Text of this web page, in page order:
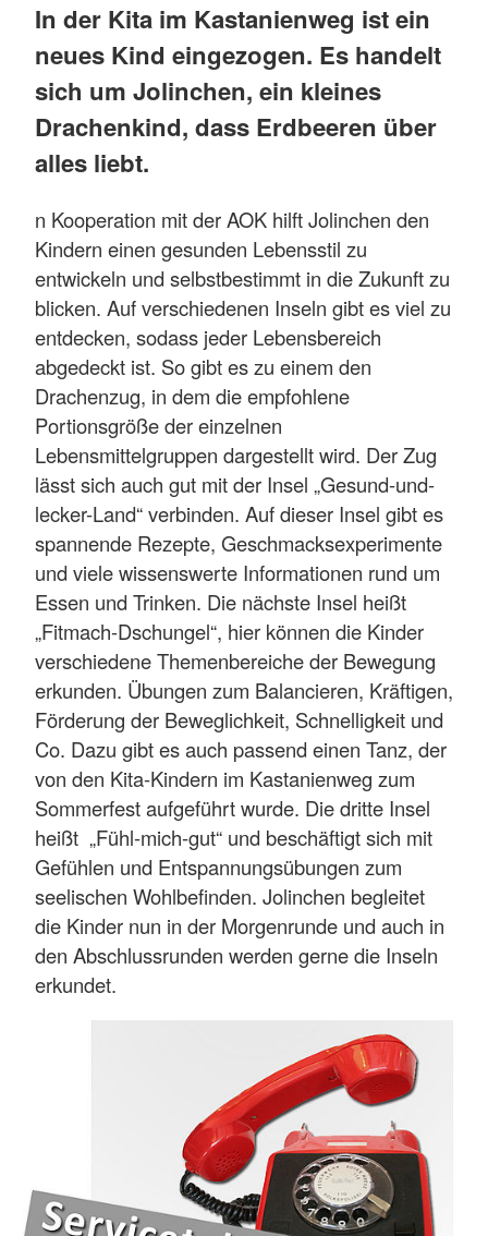
In der Kita im Kastanienweg ist ein
neues Kind eingezogen. Es handelt
sich um Jolinchen, ein kleines
Drachenkind, dass Erdbeeren über
alles liebt.
n Kooperation mit der AOK hilft Jolinchen den
Kindern einen gesunden Lebensstil zu
entwickeln und selbstbestimmt in die Zukunft zu
blicken. Auf verschiedenen Inseln gibt es viel zu
entdecken, sodass jeder Lebensbereich
abgedeckt ist. So gibt es zu einem den
Drachenzug, in dem die empfohlene
Portionsgröße der einzelnen
Lebensmittelgruppen dargestellt wird. Der Zug
lässt sich auch gut mit der Insel „Gesund-und-
lecker-Land“ verbinden. Auf dieser Insel gibt es
spannende Rezepte, Geschmacksexperimente
und viele wissenswerte Informationen rund um
Essen und Trinken. Die nächste Insel heißt
„Fitmach-Dschungel“, hier können die Kinder
verschiedene Themenbereiche der Bewegung
erkunden. Übungen zum Balancieren, Kräftigen,
Förderung der Beweglichkeit, Schnelligkeit und
Co. Dazu gibt es auch passend einen Tanz, der
von den Kita-Kindern im Kastanienweg zum
Sommerfest aufgeführt wurde. Die dritte Insel
heißt „Fühl-mich-gut“ und beschäftigt sich mit
Gefühlen und Entspannungsübungen zum
seelischen Wohlbefinden. Jolinchen begleitet
die Kinder nun in der Morgenrunde und auch in
den Abschlussrunden werden gerne die Inseln
erkundet.